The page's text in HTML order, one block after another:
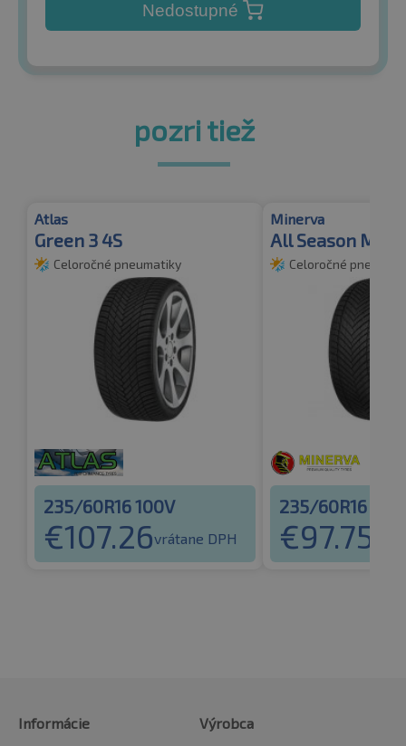
Nedostupné
pozri tiež
Atlas
Green 3 4S
Celoročné pneumatiky
235/60R16 100V
€107.26vrátane DPH
Minerva
All Season
Celoročné
235/60R16
€97.75
Informácie
Výrobca